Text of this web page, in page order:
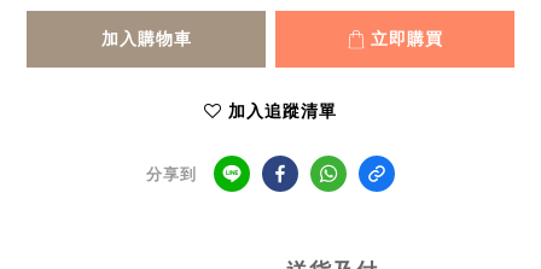
加入購物車 立即購買
加入追蹤清單
分享到